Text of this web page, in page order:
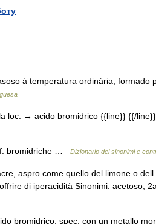
à temperatura ordinária, formado
loc. → acido bromidrico {{line}} {{/line}}
bromidriche … Dizionario dei sinonimi e
aspro come quello del limone o dell
di iperacidità Sinonimi: acetoso,
bromidrico, spec. con un metallo